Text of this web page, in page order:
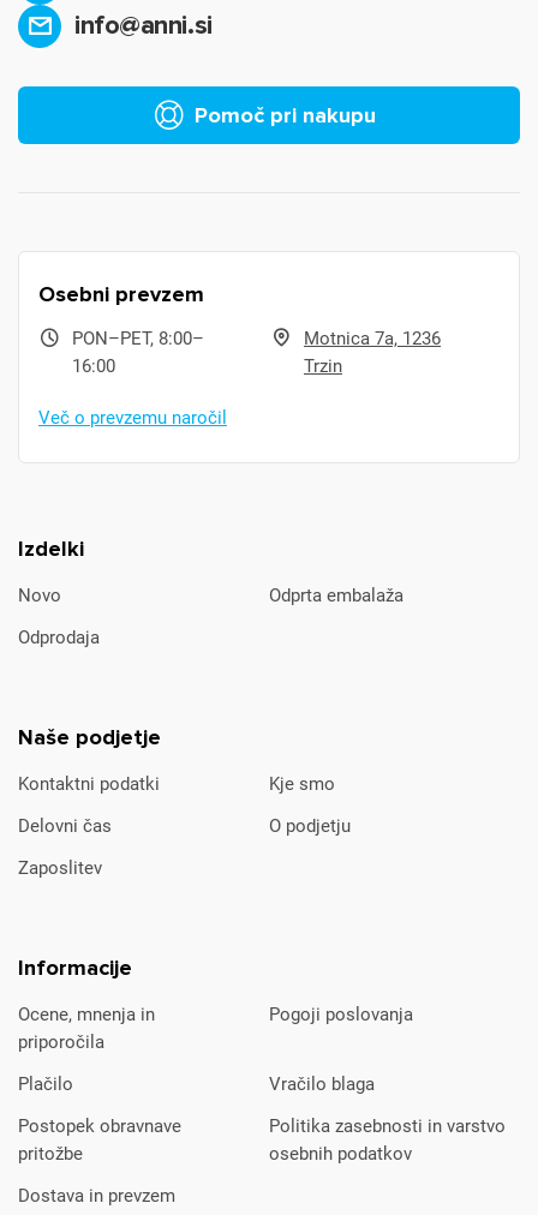
info@anni.si
Pomoč pri nakupu
Izdelki
Novo
Odprta embalaža
Odprodaja
Naše podjetje
Kontaktni podatki
Kje smo
Delovni čas
O podjetju
Zaposlitev
Informacije
Ocene, mnenja in
priporočila
Pogoji poslovanja
Plačilo
Vračilo blaga
Postopek obravnave
pritožbe
Politika zasebnosti in varstvo
osebnih podatkov
Dostava in prevzem
Osebni prevzem
PON–PET, 8:00–
16:00
Motnica 7a, 1236
Trzin
Več o prevzemu naročil